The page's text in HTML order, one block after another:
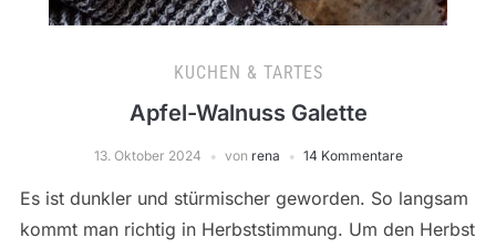
KUCHEN & TARTES
Apfel-Walnuss Galette
13. Oktober 2024 von rena 14 Kommentare
Es ist dunkler und stürmischer geworden. So langsam
kommt man richtig in Herbststimmung. Um den Herbst